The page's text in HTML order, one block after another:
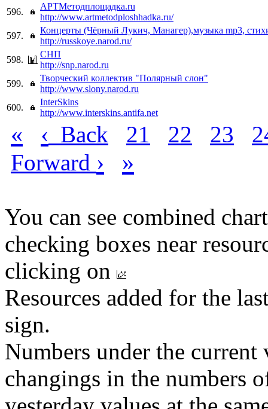
596.
АРТМетодплощадка.ru
http://www.artmetodploshhadka.ru/
597.
Концерты (Чёрный Лукич, Манагер),музыка mp3,
http://russkoye.narod.ru/
598.
СНП
http://snp.narod.ru
599.
Творческий коллектив "Полярный слон"
http://www.slony.narod.ru
600.
InterSkins
http://www.interskins.antifa.net
« ‹ Back 21 22 23
Forward › »
You can see combined
checking boxes near
clicking on
Resources added for the
sign.
Numbers under the
changings in the numbers